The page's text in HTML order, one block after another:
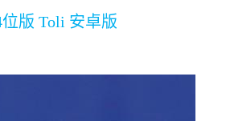
版 Toli 安卓版